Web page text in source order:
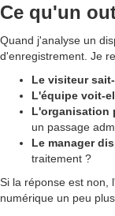
Ce qu'un
Quand j'analyse un
d'enregistrement. Je
Le visiteur
L'équipe voit-
L'organisation
un passage
Le manager
traitement ?
Si la réponse est non,
numérique un peu